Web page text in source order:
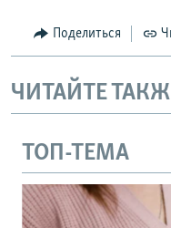
Поделиться
ЧИТАЙТЕ
ТОП-ТЕМА